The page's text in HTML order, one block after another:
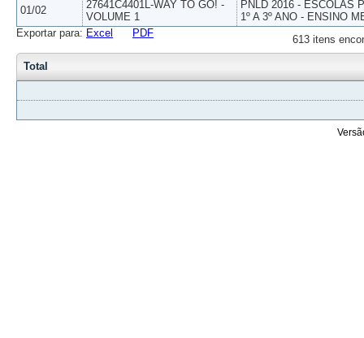
01/02
27641C4401L-WAY TO GO! -
VOLUME 1
PNLD 2016 - ESCOLAS
1º A 3º ANO - ENSINO
613 itens
Exportar para: Excel PDF
Total